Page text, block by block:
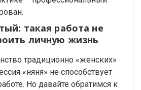
такая работа не
личную жизнь
традиционно «женских»
«няня» не способствует
Но давайте обратимся к